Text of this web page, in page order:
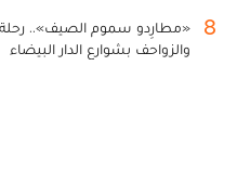
8
«مطارِدو سموم الصيف».. رحلة
والزواحف بشوارع الدار البيضاء